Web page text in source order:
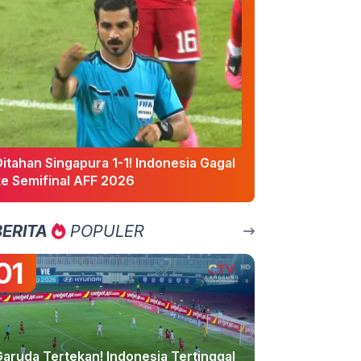
Singapura 1-1! Indonesia Gagal
Semifinal AFF 2026
POPULER
Tertekan! Indonesia Tertinggal